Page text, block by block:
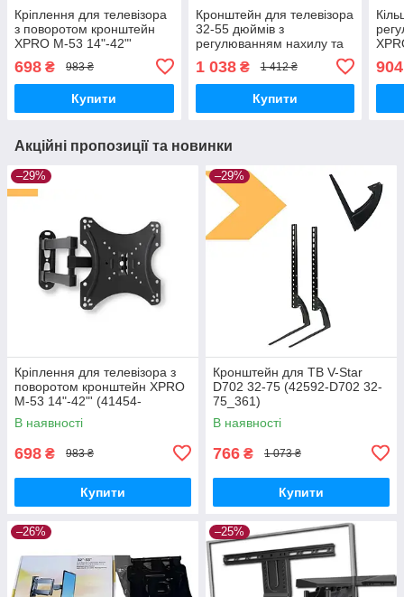
Кріплення для телевізора
з поворотом кронштейн
XPRO M-53 14"-42"'
698 ₴ 983 ₴
Купити
Кронштейн для телевізора
32-55 дюймів з
регулюванням нахилу та
поворотним механізмом
XPRO Wall Mount P4
(42406-WALL MOUNT
1 038₴ 1 412 ₴
Купити
904
Акційні пропозиції та новинки
–29%
Кріплення для телевізора з
поворотом кронштейн XPRO
M-53 14"-42"' (41454-
M53_418)
В наявності
698 ₴ 983 ₴
Купити
–29%
Кронштейн для ТВ V-Star
D702 32-75 (42592-D702 32-
75_361)
В наявності
766 ₴ 1 073 ₴
Купити
–26% –25%